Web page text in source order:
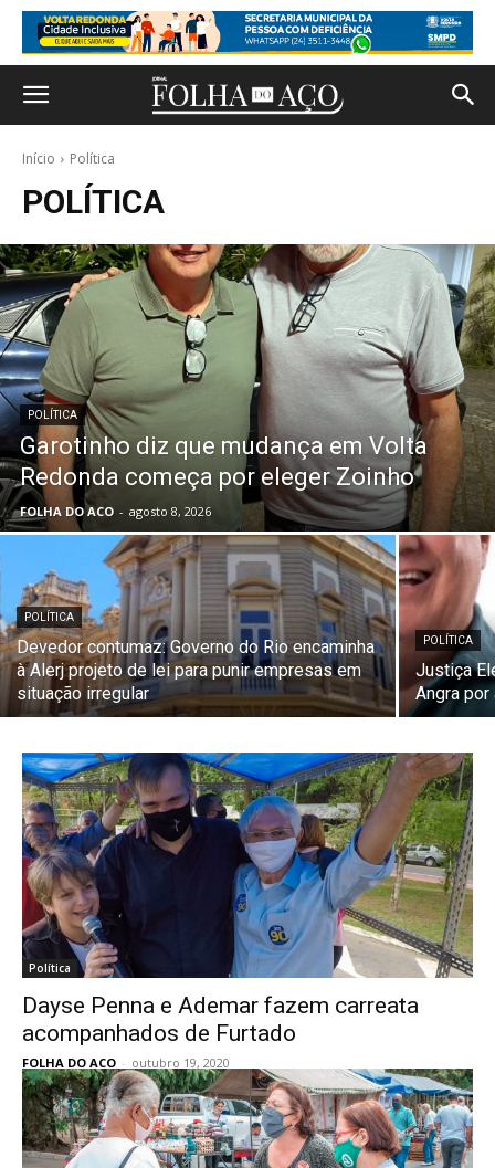
Início Política
POLÍTICA
POLÍTICA
Garotinho diz que mudança em Volta
Redonda começa por eleger Zoinho
FOLHA DO ACO - agosto 8, 2026
POLÍTICA
Devedor contumaz: Governo do Rio encaminha
à Alerj projeto de lei para punir empresas em
situação irregular
POLÍTICA
Justiça
Angra
Política
Dayse Penna e Ademar fazem carreata
acompanhados de Furtado
FOLHA DO ACO - outubro 19, 2020